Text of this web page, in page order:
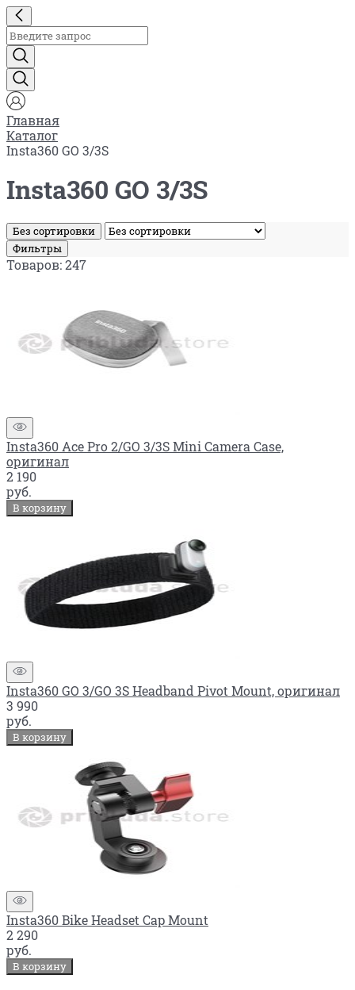
Главная
Каталог
Insta360 GO 3/3S
Insta360 GO 3/3S
Без сортировки
Фильтры
Товаров: 247
Insta360 Ace Pro 2/GO 3/3S Mini Camera Case,
оригинал
2 190
руб.
В корзину
Insta360 GO 3/GO 3S Headband Pivot Mount, оригинал
3 990
руб.
В корзину
Insta360 Bike Headset Cap Mount
2 290
руб.
В корзину